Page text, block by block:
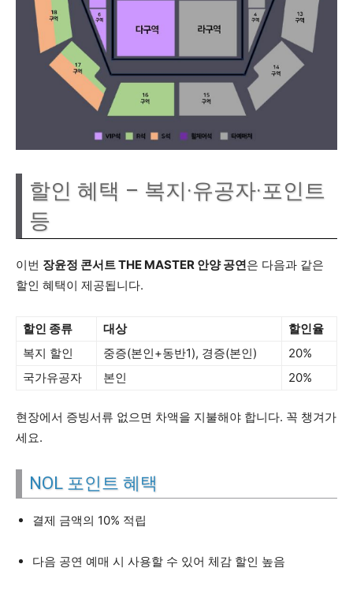
할인 혜택 – 복지·유공자·포인트
등
이번 장윤정 콘서트 THE MASTER 안양 공연은 다음과 같은
할인 혜택이 제공됩니다.
할인 종류 대상
할인율
복지 할인
중증(본인+동반1), 경증(본인)
20%
국가유공자
본인 20%
현장에서 증빙서류 없으면 차액을 지불해야 합니다. 꼭 챙겨가
세요.
NOL 포인트 혜택
결제 금액의 10% 적립
다음 공연 예매 시 사용할 수 있어 체감 할인 높음